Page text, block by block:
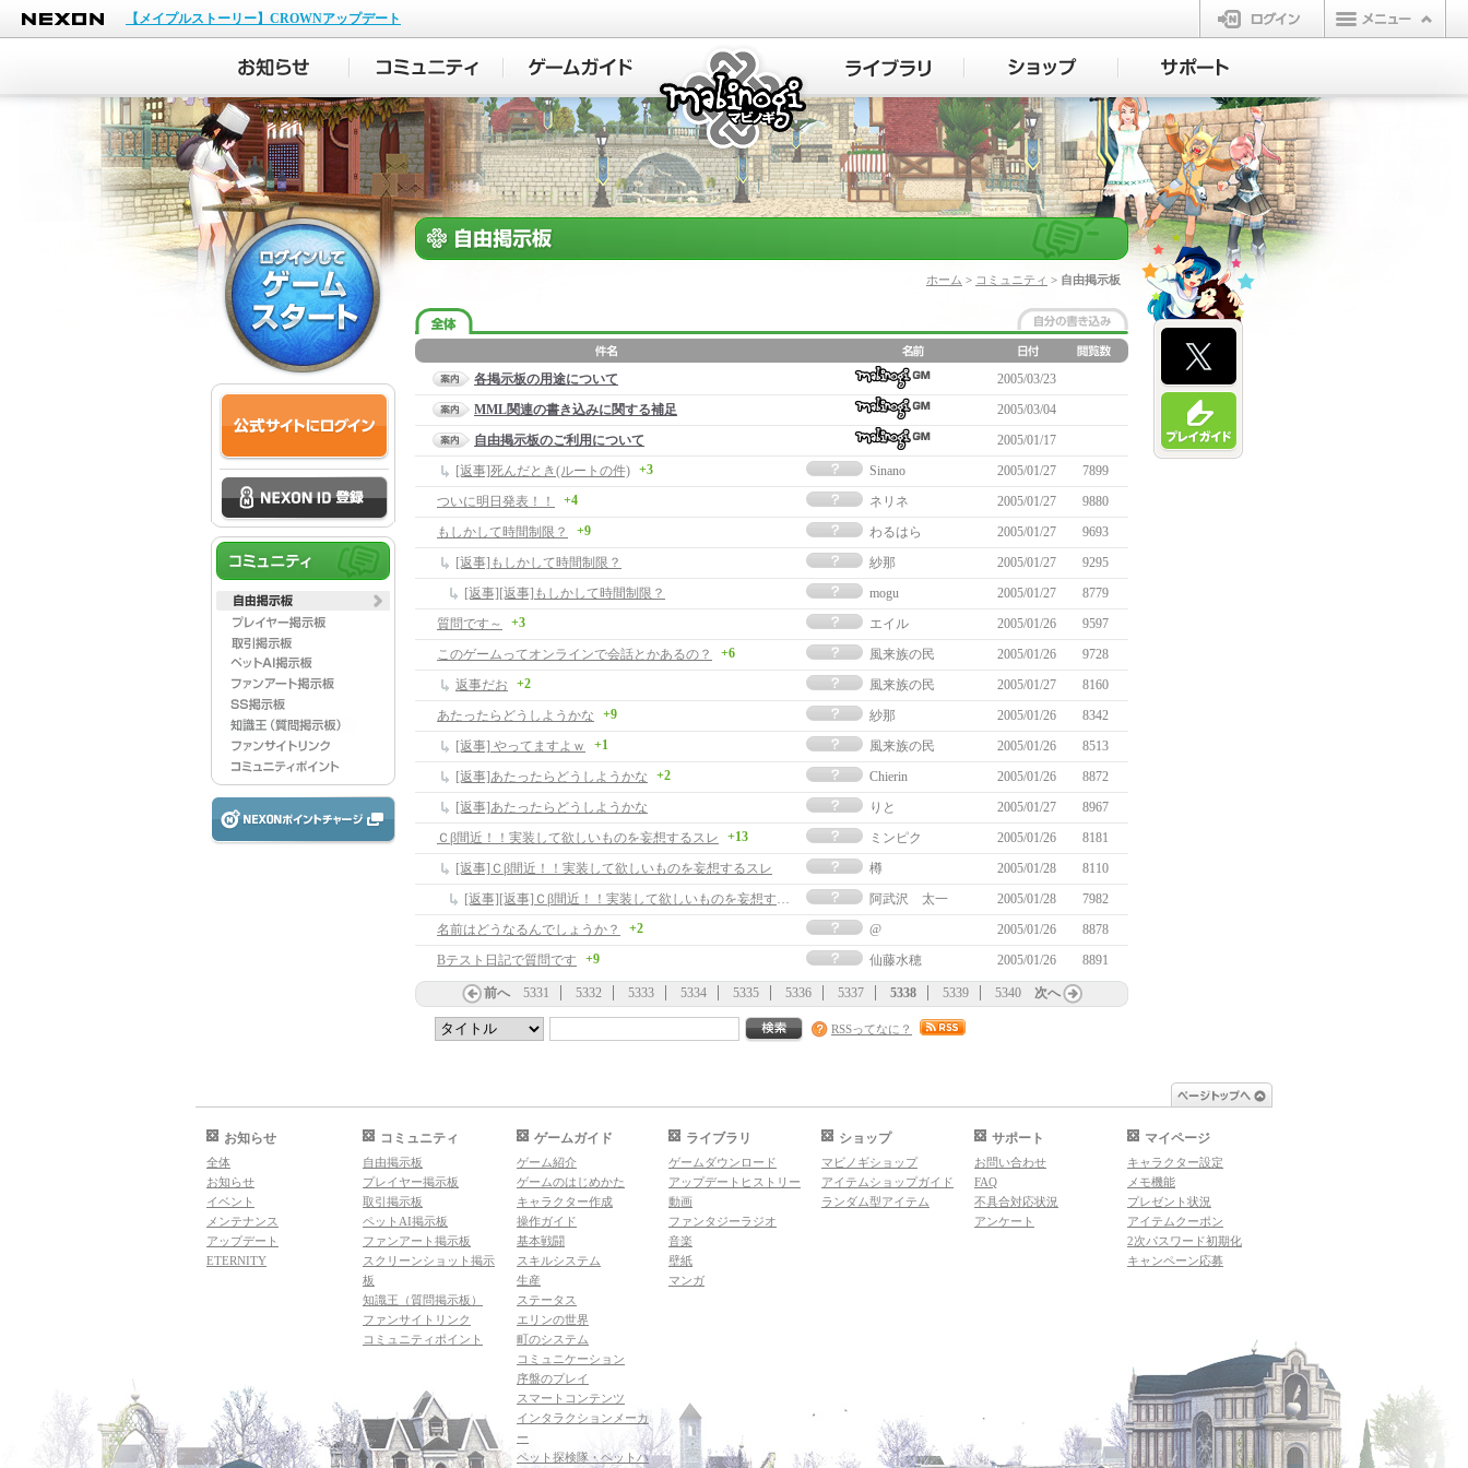
NEXON
【メイプルストーリー】CROWNアップデート
ログイン
マビノギ
ホーム > コミュニティ > 自由掲示板
各掲示板の用途について
2005/03/23
MML関連の書き込みに関する補足
2005/03/04
自由掲示板のご利用について
2005/01/17
[返事]死んだとき(ルートの件) +3 Sinano 2005/01/27
7899
ついに明日発表！！
+4 ネリネ 2005/01/27
9880
もしかして時間制限？
+9 わるはら 2005/01/27
9693
[返事]もしかして時間制限？
紗那 2005/01/27
9295
[返事][返事]もしかして時間制限？
mogu 2005/01/27
8779
質問です～
+3 エイル 2005/01/26
9597
このゲームってオンラインで会話とかあるの？
+6 風来族の民 2005/01/26
9728
返事だお
+2 風来族の民 2005/01/27
8160
あたったらどうしようかな
+9 紗那 2005/01/26
8342
[返事] やってますよｗ
+1 風来族の民 2005/01/26
8513
[返事]あたったらどうしようかな
+2 Chierin 2005/01/26
8872
[返事]あたったらどうしようかな
りと 2005/01/27
8967
Ｃβ間近！！実装して欲しいものを妄想するスレ
+13 ミンピク 2005/01/26
8181
[返事]Ｃβ間近！！実装して欲しいものを妄想するスレ
樽 2005/01/28
8110
[返事][返事]Ｃβ間近！！実装して欲しいものを妄想するスレ
阿武沢 太一 2005/01/28
7982
名前はどうなるんでしょうか？
+2 @ 2005/01/26
8878
Bテスト日記で質問です
+9 仙藤水穂 2005/01/26 8891
前へ 5331 5332 5333 5334 5335 5336 5337 5338 5339 5340 次へ
RSSってなに？
お知らせ
全体
お知らせ
イベント
メンテナンス
アップデート
ETERNITY
コミュニティ
自由掲示板
プレイヤー掲示板
取引掲示板
ペットAI掲示板
ファンアート掲示板
スクリーンショット掲示
板
知識王（質問掲示板）
ファンサイトリンク
コミュニティポイント
ゲームガイド
ゲーム紹介
ゲームのはじめかた
キャラクター作成
操作ガイド
基本戦闘
スキルシステム
生産
ステータス
エリンの世界
町のシステム
コミュニケーション
序盤のプレイ
スマートコンテンツ
インタラクションメーカ
ー
ペット探検隊・ペットハ
ライブラリ
ゲームダウンロード
アップデートヒストリー
動画
ファンタジーラジオ
音楽
壁紙
マンガ
ショップ
マビノギショップ
アイテムショップガイド
ランダム型アイテム
サポート
お問い合わせ
FAQ
不具合対応状況
アンケート
マイページ
キャラクター設定
メモ機能
プレゼント状況
アイテムクーポン
2次パスワード初期化
キャンペーン応募